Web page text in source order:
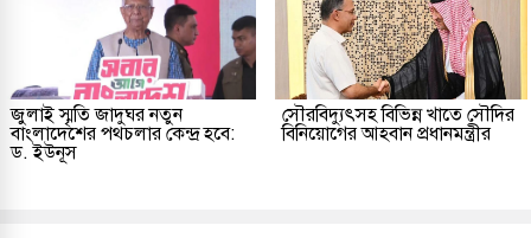
জুলাই স্মৃতি জাদুঘর নতুন
বাংলাদেশের পথচলার কেন্দ্র হবে:
ড. ইউনূস
সৌরবিদ্যুৎসহ বিভিন্ন খাতে সৌদির
বিনিয়োগের আহবান প্রধানমন্ত্রীর